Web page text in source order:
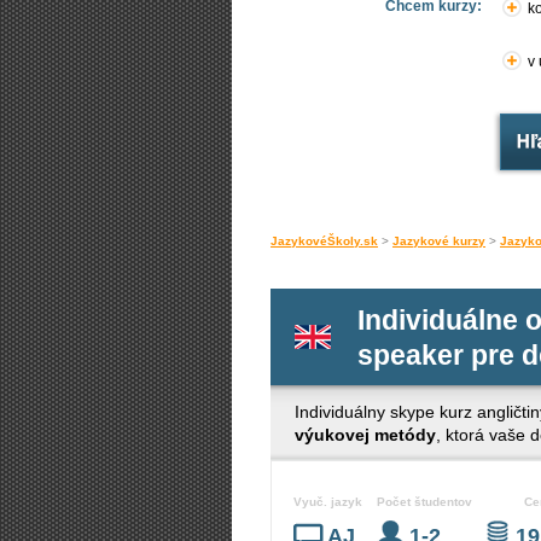
Chcem kurzy:
v
JazykovéŠkoly.sk > Jazykové kurzy >
Individuálne
speaker pre
Individuálny skype kurz
výukovej metódy , ktorá vaše
Vyuč. jazyk
AJ
Počet študentov
1-2